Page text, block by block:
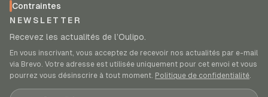
Contraintes
NEWSLETTER
Recevez les actualités de l’Oulipo.
En vous inscrivant, vous acceptez de recevoir nos actualités par e-mail
via Brevo. Votre adresse est utilisée uniquement pour cet envoi et vous
pourrez vous désinscrire à tout moment. Politique de confidentialité.